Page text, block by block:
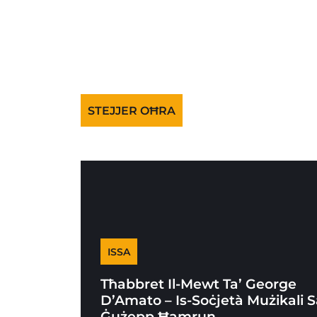
STEJJER OĦRA
ISSA
Tħabbret Il-Mewt Ta’ George
D’Amato – Is-Soċjetà Mużikali